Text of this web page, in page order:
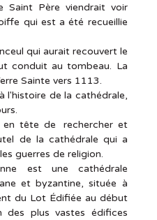
Saint Père viendrait voir
qui est a été recueillie
qui aurait recouvert le
conduit au tombeau. La
Sainte vers 1113.
l'histoire de la cathédrale,
en tête de rechercher et
de la cathédrale qui a
guerres de religion.
est une cathédrale
et byzantine, située à
du Lot Édifiée au début
des plus vastes édifices